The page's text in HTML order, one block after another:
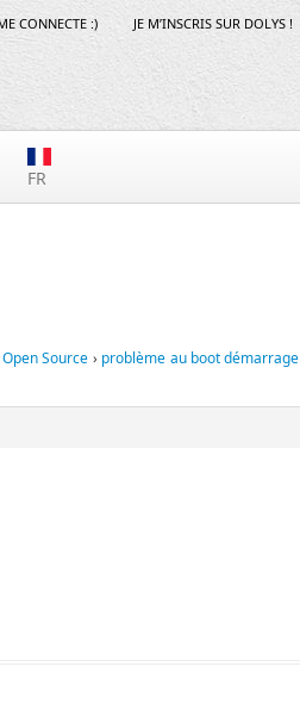
CONNECTE :) JE M’INSCRIS SUR DOLYS !
FR
Open Source › problème au boot démarrage